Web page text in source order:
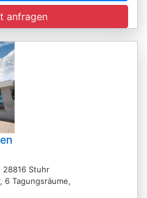
anfragen
28816 Stuhr
6 Tagungsräume,